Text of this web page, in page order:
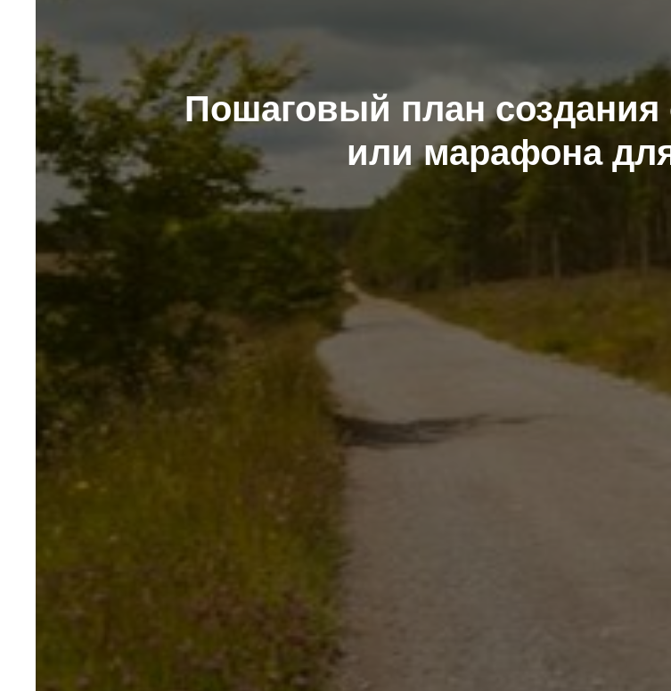
Пошаговый план
или марафона